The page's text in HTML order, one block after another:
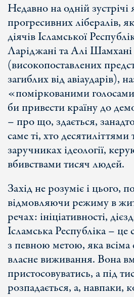
Недавно на одній
прогресивних лібералів,
діячів Ісламської
Ларіджані та Алі Шамхані
(високопоставлених
загиблих від авіаударів),
«поміркованими
би привести країну до
– про що, здається,
саме ті, хто
заручниках ідеології,
вбивствами тисяч людей.
Захід не розуміє і цього,
відмовляючи режиму в
речах: ініціативності,
Ісламська Республіка – це
з певною метою, яка
власне виживання. Вона
пристосовуватись, а під
розпадається, а, навпаки,